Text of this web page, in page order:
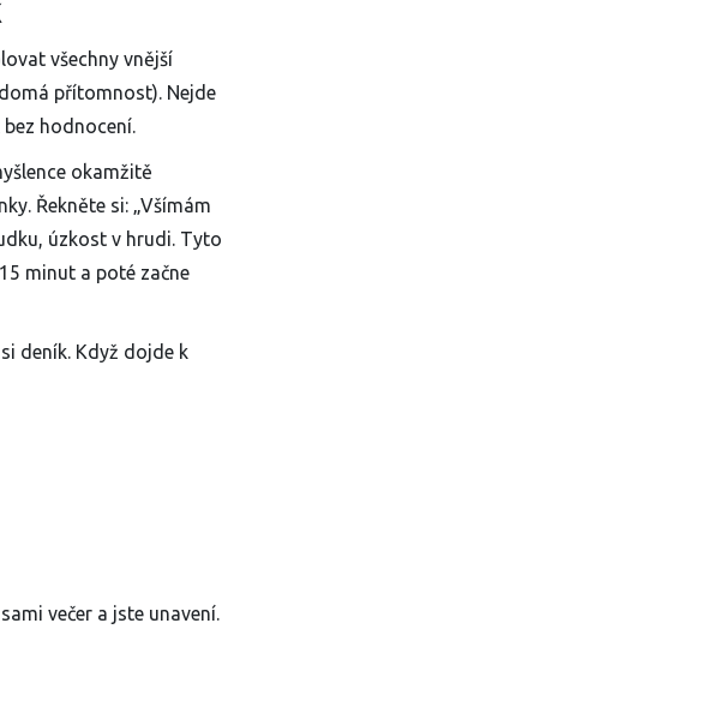
všechny vnější
přítomnost). Nejde
hodnocení.
okamžitě
Řekněte si: „Všímám
úzkost v hrudi. Tyto
minut a poté začne
deník. Když dojde k
večer a jste unavení.